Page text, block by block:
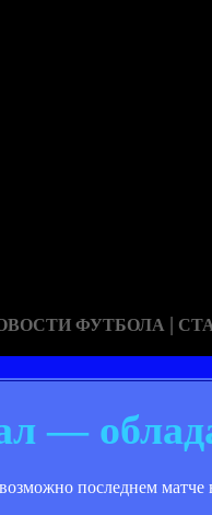
ФУТБОЛА |
—
последнем матче